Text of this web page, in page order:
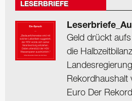
LESERBRIEFE
Geld drückt
die
Rekordhaushalt
Euro Der